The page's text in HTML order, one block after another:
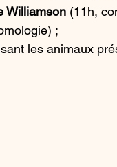
Williamson (11h,
;
les animaux